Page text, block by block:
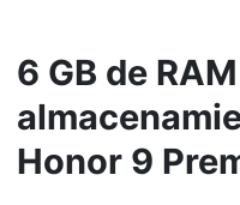
6 GB de
Honor 9